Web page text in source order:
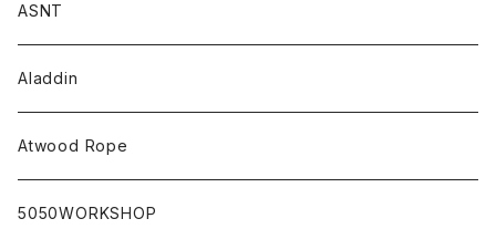
ASNT
Aladdin
Atwood Rope
5050WORKSHOP